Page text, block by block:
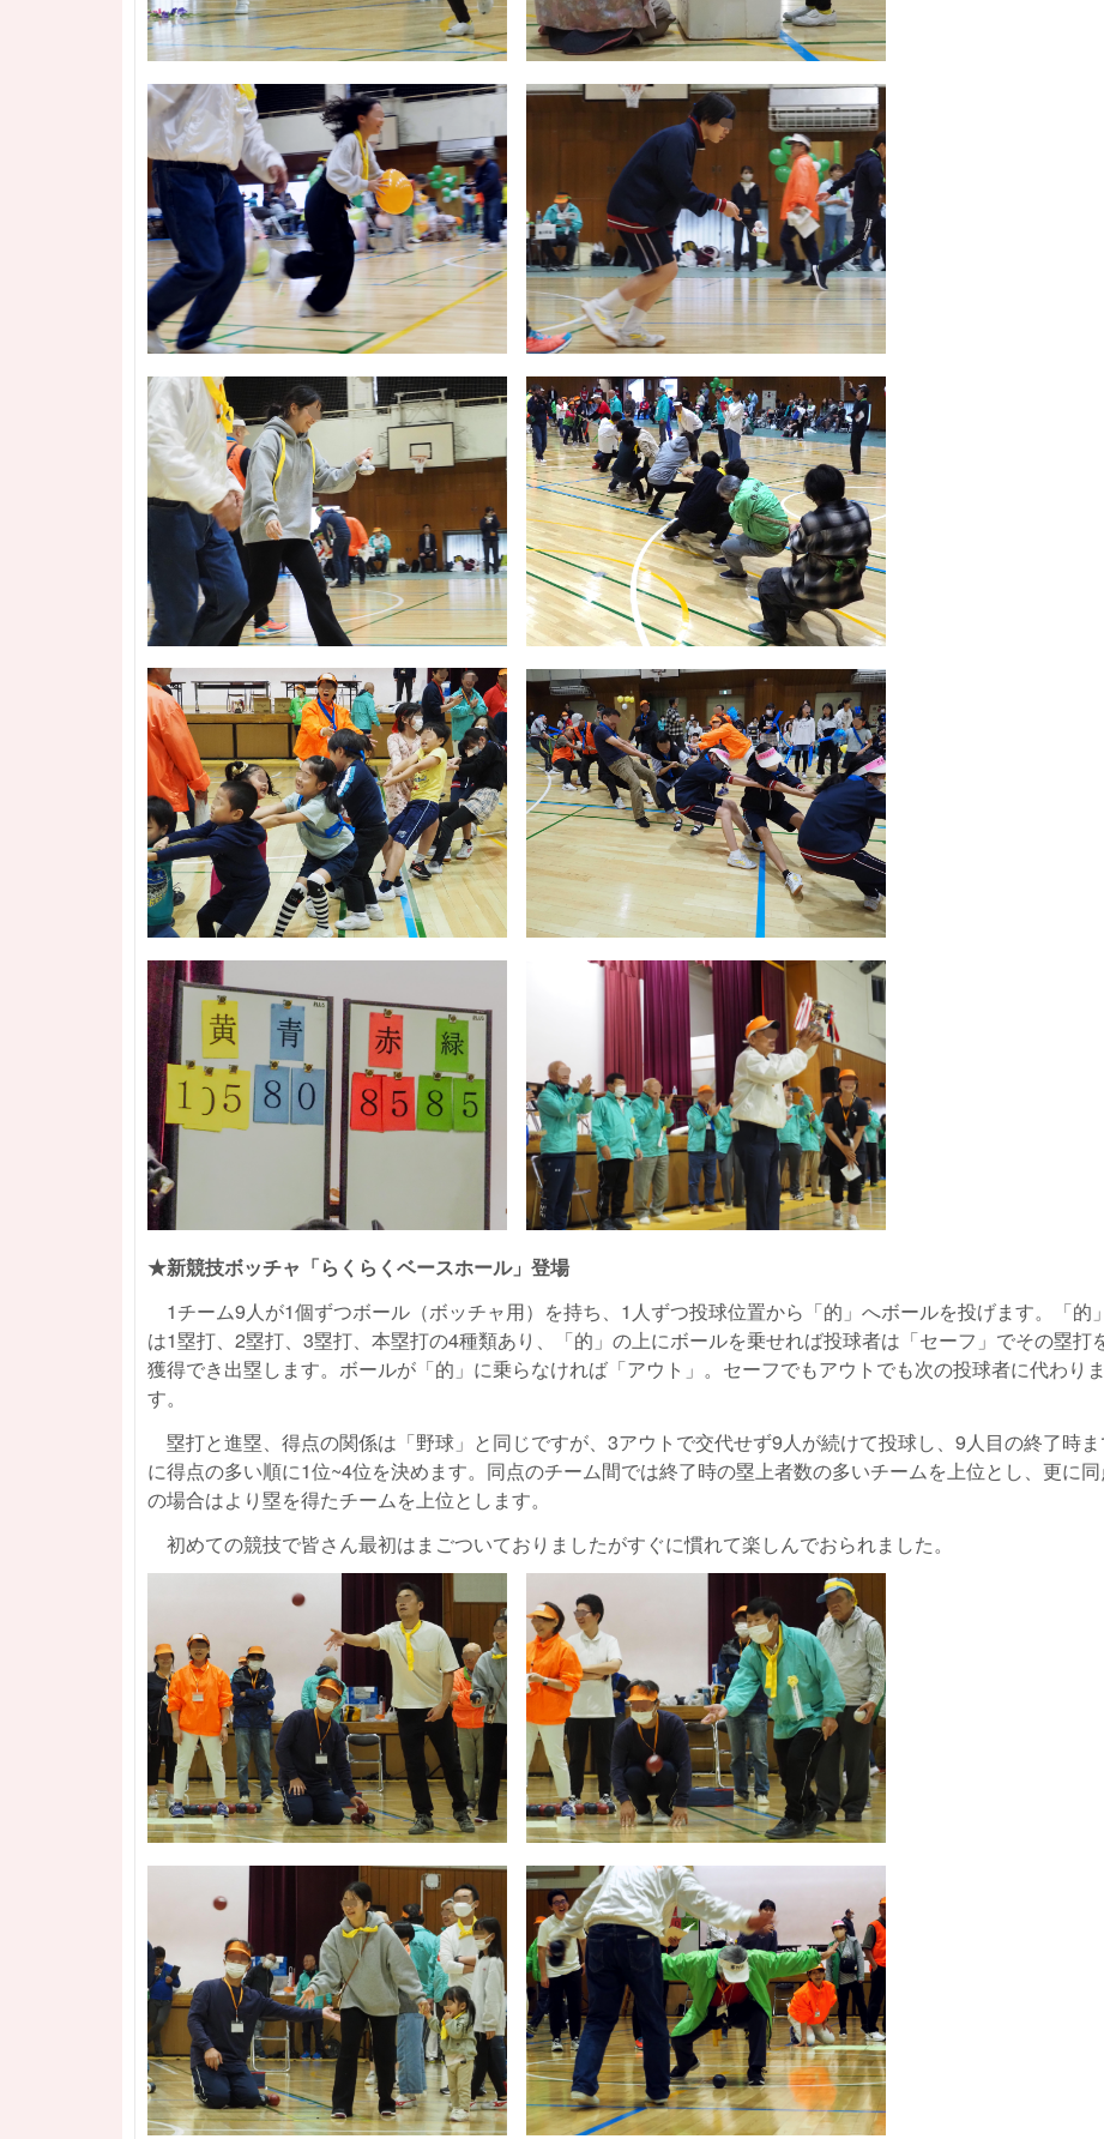
★新競技ボッチャ「らくらくベースホール」登場
1チーム9人が1個ずつボール（ボッチャ用）を持ち、1人ずつ投球位置から「的」へボールを投げます。「的」
は1塁打、2塁打、3塁打、本塁打の4種類あり、「的」の上にボールを乗せれば投球者は「セーフ」でその塁打
獲得でき出塁します。ボールが「的」に乗らなければ「アウト」。セーフでもアウトでも次の投球者に代わりま
す。
塁打と進塁、得点の関係は「野球」と同じですが、3アウトで交代せず9人が続けて投球し、9人目の終了時
に得点の多い順に1位~4位を決めます。同点のチーム間では終了時の塁上者数の多いチームを上位とし、更に
の場合はより塁を得たチームを上位とします。
初めての競技で皆さん最初はまごついておりましたがすぐに慣れて楽しんでおられました。